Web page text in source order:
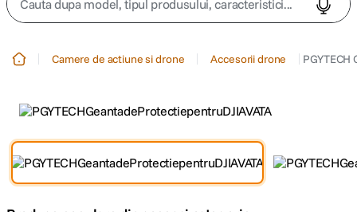
3. trepied telefon
Camere de actiune si drone Accesorii drone